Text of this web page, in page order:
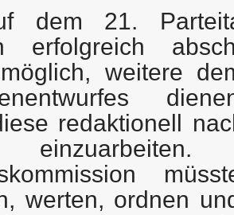
dem 21.
erfolgreich
weitere
redaktionell
werten, ordnen